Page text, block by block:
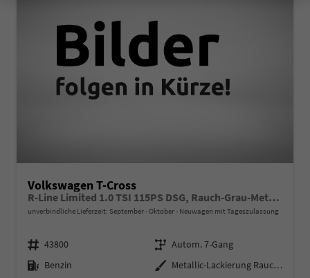
Volkswagen T-Cross
R-Line Limited 1.0 TSI 115PS DSG, Rauch-Grau-Metallic, 5 JAHRE GARANTIE, ANHÄNGERKUPPLUNG, CLIMATRONIC, SITZHEIZUNG, 18" Alu, MATRIX-LED, Adaptiver Tempomat ACC, Parksensoren, Rückfahrkamera, Keyless, Abgedunkelte Scheiben, Radio "Ready2Discover" + App-Connect
unverbindliche Lieferzeit: September - Oktober Neuwagen mit Tageszulassung
Fahrzeugnr. 43800 Getriebe Autom. 7-Gang
Kraftstoff Benzin Außenfarbe
Metallic-Lackierung Rauch-Grau